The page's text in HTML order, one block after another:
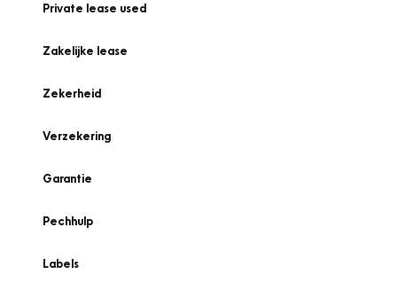
Private lease used
Zakelijke lease
Zekerheid
Verzekering
Garantie
Pechhulp
Labels